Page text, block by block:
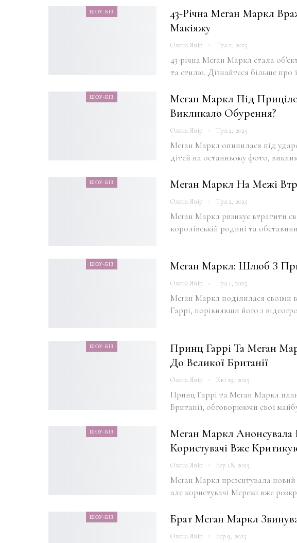
ШОУ-БІЗ
43-Річна Меган Маркл
Макіяжу
Олена Явір Тра 2, 2025
43-річна Меган Маркл стала
та стилю. Дізнайтеся більше про
ШОУ-БІЗ
Меган Маркл Під
Викликало Обурення?
Олена Явір Тра 2, 2025
Меган Маркл опинилася під
дітей на останньому фото,
ШОУ-БІЗ Меган Маркл На Межі
Олена Явір Тра 2, 2025
Меган Маркл ризикує втратити
королівській родині та
ШОУ-БІЗ Меган Маркл: Шлюб З
Олена Явір Тра 1, 2025
Меган Маркл поділилася
Гаррі, порівнявши його з
ШОУ-БІЗ
Принц Гаррі Та Меган
До Великої Британії
Олена Явір Кві 29, 2025
Принц Гаррі та Меган Маркл
Британії, обговорюючи свої
ШОУ-БІЗ
Меган Маркл
Користувачі Вже
Олена Явір Бер 18, 2025
Меган Маркл презентувала
але користувачі Мережі вже
ШОУ-БІЗ Брат Меган Маркл
Олена Явір Бер 9, 2025